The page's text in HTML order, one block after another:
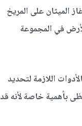
الميثان على المريخ
في المجموعة
اللازمة لتحديد
بأهمية خاصة لأنه قد